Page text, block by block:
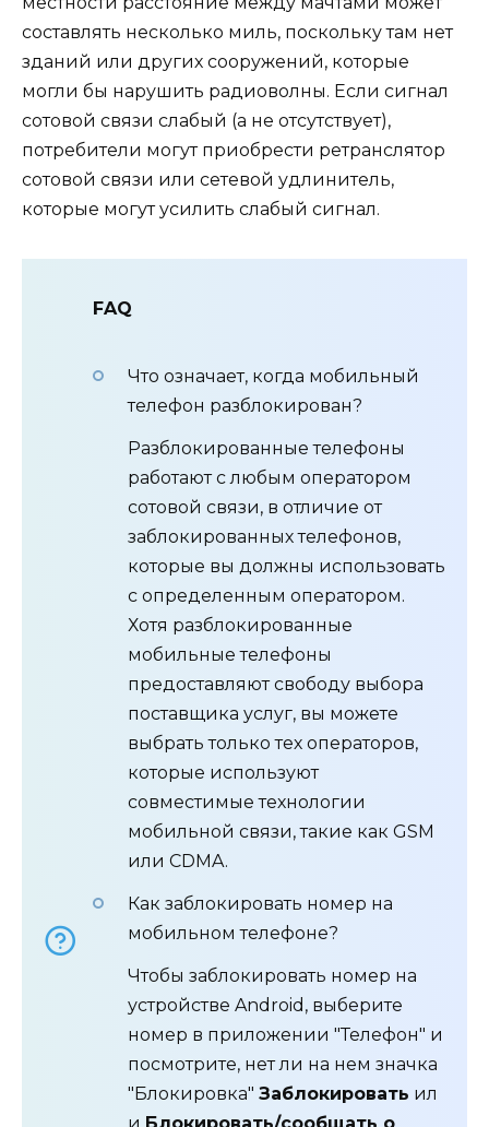
составлять несколько миль, поскольку там нет
зданий или других сооружений, которые
могли бы нарушить радиоволны. Если сигнал
сотовой связи слабый (а не отсутствует),
потребители могут приобрести ретранслятор
сотовой связи или сетевой удлинитель,
которые могут усилить слабый сигнал.
FAQ
Что означает, когда мобильный
телефон разблокирован?
Разблокированные телефоны
работают с любым оператором
сотовой связи, в отличие от
заблокированных телефонов,
которые вы должны использовать
с определенным оператором.
Хотя разблокированные
мобильные телефоны
предоставляют свободу выбора
поставщика услуг, вы можете
выбрать только тех операторов,
которые используют
совместимые технологии
мобильной связи, такие как GSM
или CDMA.
Как заблокировать номер на
мобильном телефоне?
Чтобы заблокировать номер на
устройстве Android, выберите
номер в приложении "Телефон" и
посмотрите, нет ли на нем значка
"Блокировка" Заблокировать ил